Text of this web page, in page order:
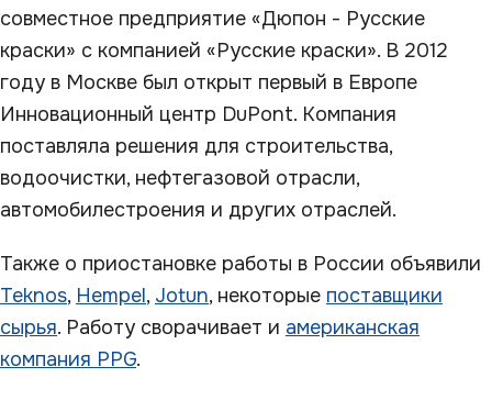
совместное предприятие «Дюпон - Русские
краски» с компанией «Русские краски». В 2012
году в Москве был открыт первый в Европе
Инновационный центр DuPont. Компания
поставляла решения для строительства,
водоочистки, нефтегазовой отрасли,
автомобилестроения и других отраслей.
Также о приостановке работы в России объявили
Teknos, Hempel, Jotun, некоторые поставщики
сырья. Работу сворачивает и американская
компания PPG.